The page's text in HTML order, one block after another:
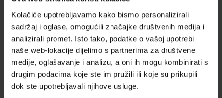
Kolačiće upotrebljavamo kako bismo personalizirali
sadržaj i oglase, omogućili značajke društvenih medija i
analizirali promet. Isto tako, podatke o vašoj upotrebi
naše web-lokacije dijelimo s partnerima za društvene
medije, oglašavanje i analizu, a oni ih mogu kombinirati s
drugim podacima koje ste im pružili ili koje su prikupili
dok ste upotrebljavali njihove usluge.
ipuro Essentials Flower
Bowl 2x50ml difuzor u
poklon kutiji
Essentials
Dostupno
11,99 € 10,79 €
ipuro Essentials Dark rose
50ml
Essentials Winter Dreams
Dostupno
6,99 €